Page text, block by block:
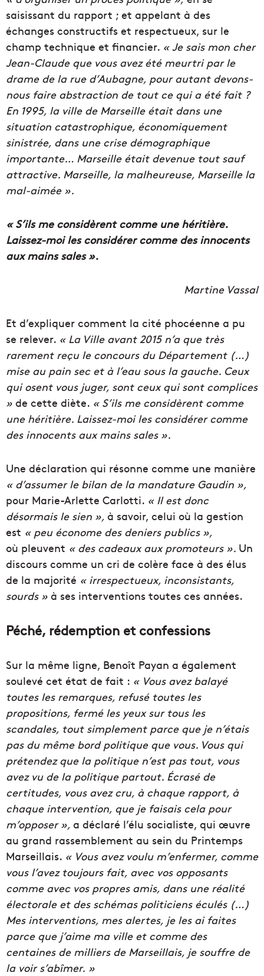
saisissant du rapport ; et appelant à des
échanges constructifs et respectueux, sur le
champ technique et financier. « Je sais mon cher
Jean-Claude que vous avez été meurtri par le
drame de la rue d’Aubagne, pour autant devons-
nous faire abstraction de tout ce qui a été fait ?
En 1995, la ville de Marseille était dans une
situation catastrophique, économiquement
sinistrée, dans une crise démographique
importante… Marseille était devenue tout sauf
attractive. Marseille, la malheureuse, Marseille la
mal-aimée ».
« S’ils me considèrent comme une héritière.
Laissez-moi les considérer comme des innocents
aux mains sales ».
Martine Vassal
Et d’expliquer comment la cité phocéenne a pu
se relever. « La Ville avant 2015 n’a que très
rarement reçu le concours du Département (…)
mise au pain sec et à l’eau sous la gauche. Ceux
qui osent vous juger, sont ceux qui sont complices
» de cette diète. « S’ils me considèrent comme
une héritière. Laissez-moi les considérer comme
des innocents aux mains sales ».
Une déclaration qui résonne comme une manière
« d’assumer le bilan de la mandature Gaudin »,
pour Marie-Arlette Carlotti. « Il est donc
désormais le sien », à savoir, celui où la gestion
est « peu économe des deniers publics »,
où pleuvent « des cadeaux aux promoteurs ». Un
discours comme un cri de colère face à des élus
de la majorité « irrespectueux, inconsistants,
sourds » à ses interventions toutes ces années.
Péché, rédemption et confessions
Sur la même ligne, Benoît Payan a également
soulevé cet état de fait : « Vous avez balayé
toutes les remarques, refusé toutes les
propositions, fermé les yeux sur tous les
scandales, tout simplement parce que je n’étais
pas du même bord politique que vous. Vous qui
prétendez que la politique n’est pas tout, vous
avez vu de la politique partout. Écrasé de
certitudes, vous avez cru, à chaque rapport, à
chaque intervention, que je faisais cela pour
m’opposer », a déclaré l’élu socialiste, qui œuvre
au grand rassemblement au sein du Printemps
Marseillais. « Vous avez voulu m’enfermer, comme
vous l’avez toujours fait, avec vos opposants
comme avec vos propres amis, dans une réalité
électorale et des schémas politiciens éculés (…)
Mes interventions, mes alertes, je les ai faites
parce que j’aime ma ville et comme des
centaines de milliers de Marseillais, je souffre de
la voir s’abîmer. »